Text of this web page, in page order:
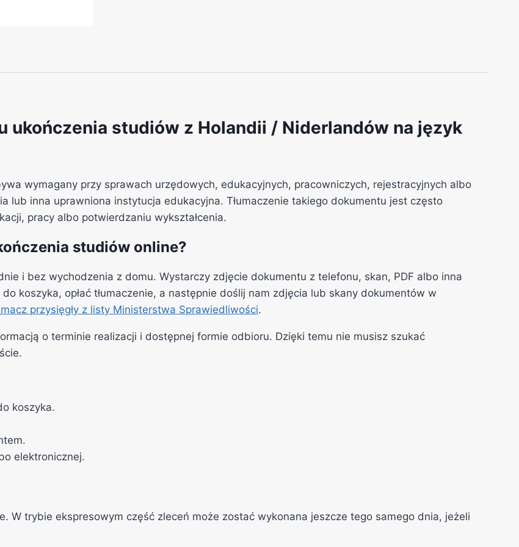
ukończenia studiów z Holandii / Niderlandów na język
wymagany przy sprawach urzędowych, edukacyjnych, pracowniczych, rejestracyjnych albo
lub inna uprawniona instytucja edukacyjna. Tłumaczenie takiego dokumentu jest często
pracy albo potwierdzaniu wykształcenia.
studiów online?
i bez wychodzenia z domu. Wystarczy zdjęcie dokumentu z telefonu, skan, PDF albo inna
koszyka, opłać tłumaczenie, a następnie doślij nam zdjęcia lub skany dokumentów w
przysięgły z listy Ministerstwa Sprawiedliwości.
o terminie realizacji i dostępnej formie odbioru. Dzięki temu nie musisz szukać
koszyka.
elektronicznej.
W trybie ekspresowym część zleceń może zostać wykonana jeszcze tego samego dnia, jeżeli